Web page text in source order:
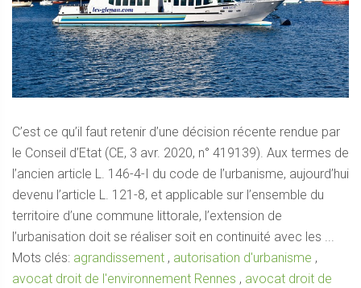
C’est ce qu’il faut retenir d’une décision récente rendue par
le Conseil d’Etat (CE, 3 avr. 2020, n° 419139). Aux termes de
l’ancien article L. 146-4-I du code de l’urbanisme, aujourd’hui
devenu l’article L. 121-8, et applicable sur l’ensemble du
territoire d’une commune littorale, l’extension de
l’urbanisation doit se réaliser soit en continuité avec les ...
Mots clés: agrandissement , autorisation d'urbanisme ,
avocat droit de l'environnement Rennes , avocat droit de